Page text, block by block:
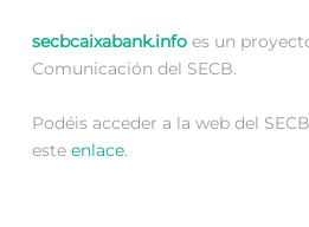
secbcaixabank.info es un
Comunicación del SECB.
Podéis acceder a la web del
esteenlace.